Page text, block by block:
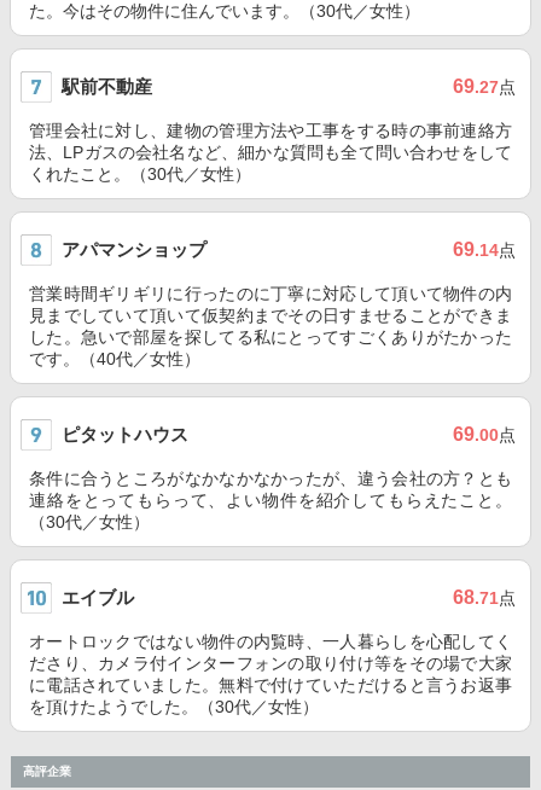
た。今はその物件に住んでいます。（30代／女性）
駅前不動産 69.27点
管理会社に対し、建物の管理方法や工事をする時の事前連絡方
法、LPガスの会社名など、細かな質問も全て問い合わせをして
くれたこと。（30代／女性）
アパマンショップ 69.14点
営業時間ギリギリに行ったのに丁寧に対応して頂いて物件の内
見までしていて頂いて仮契約までその日すませることができま
した。急いで部屋を探してる私にとってすごくありがたかった
です。（40代／女性）
ピタットハウス 69.00点
条件に合うところがなかなかなかったが、違う会社の方？とも
連絡をとってもらって、よい物件を紹介してもらえたこと。
（30代／女性）
エイブル 68.71点
オートロックではない物件の内覧時、一人暮らしを心配してく
ださり、カメラ付インターフォンの取り付け等をその場で大家
に電話されていました。無料で付けていただけると言うお返事
を頂けたようでした。（30代／女性）
高評企業